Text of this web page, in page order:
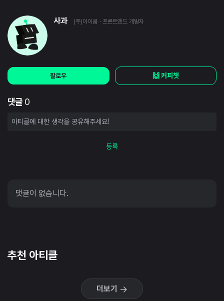
사과 (주)아이쿱 · 프론트엔드 개발자
팔로우 🙌 커피챗
댓글 0
등록
댓글이 없습니다.
추천 아티클
더보기